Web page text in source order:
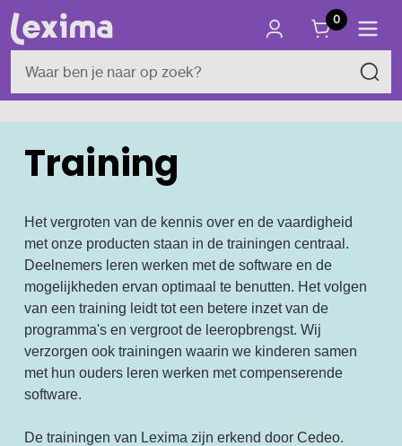
0
Training
Het vergroten van de kennis over en de vaardigheid
met onze producten staan in de trainingen centraal.
Deelnemers leren werken met de software en de
mogelijkheden ervan optimaal te benutten. Het volgen
van een training leidt tot een betere inzet van de
programma's en vergroot de leeropbrengst. Wij
verzorgen ook trainingen waarin we kinderen samen
met hun ouders leren werken met compenserende
software.
De trainingen van Lexima zijn erkend door Cedeo.